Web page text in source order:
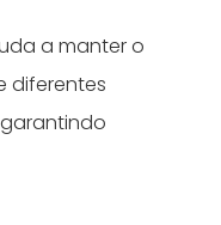
a manter o
diferentes